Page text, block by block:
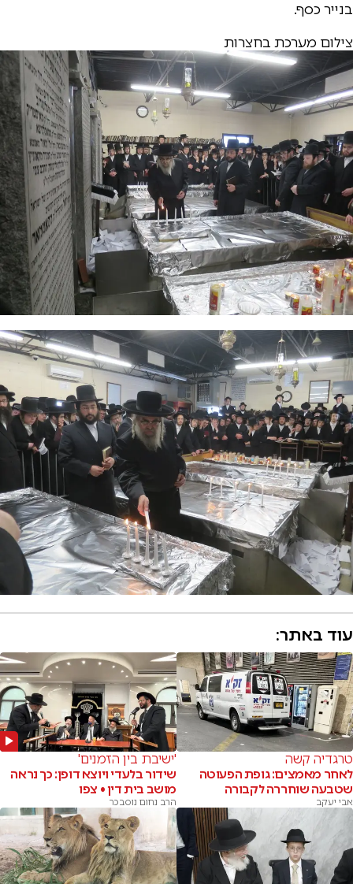
בנייר כסף.
צילום מערכת בחצרות
עוד באתר:
טרגדיה קשה
לאחר מאמצים: גופת הפעוטה
שטבעה שוחררה לקבורה
אבי יעקב
'ישיבת בין הזמנים'
שידור בלעדי ויוצא דופן: כך נראה
מושב בית דין • צפו
הרב נחום נוסבכר